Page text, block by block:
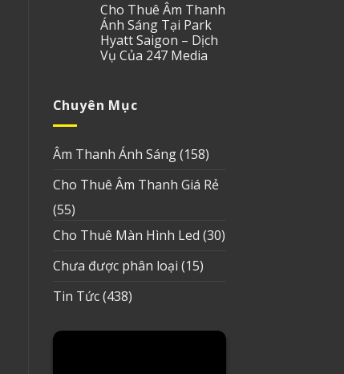
Cho Thuê Âm Thanh
Ánh Sáng Tại Park
Hyatt Saigon – Dịch
Vụ Của 247 Media
Chuyên Mục
Âm Thanh Ánh Sáng(158)
Cho Thuê Âm Thanh Giá Rẻ
(55)
Cho Thuê Màn Hình Led (30)
Chưa được phân loại (15)
Tin Tức(438)